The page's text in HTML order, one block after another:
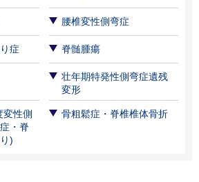
腰椎変性側弯症
症 脊髄腫瘍
壮年期特発性側弯症遺残
変形
変性側
・脊
)
骨粗鬆症・脊椎椎体骨折